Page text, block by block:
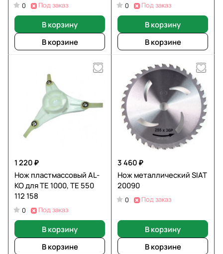
0 Под заказ
В корзину
В корзине
0 Под заказ
В корзину
В корзине
1 220 ₽
Нож пластмассовый AL-
KO для ТЕ 1000, ТЕ 550
112 158
0 Под заказ
В корзину
В корзине
3 460 ₽
Нож металлический SIAT
20090
0 Под заказ
В корзину
В корзине